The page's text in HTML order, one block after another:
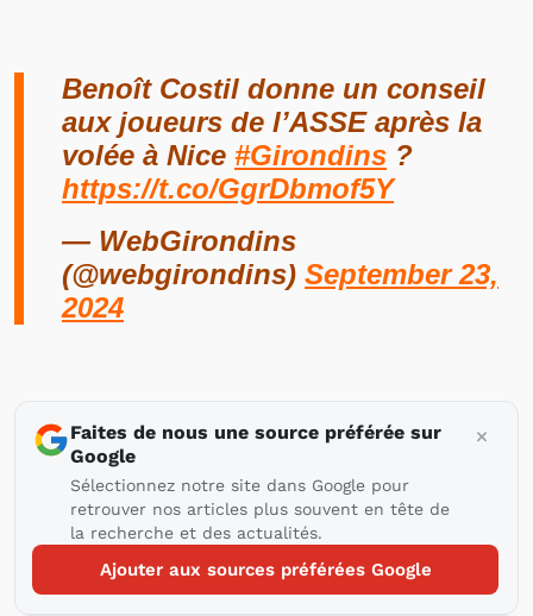
Benoît Costil donne un conseil
aux joueurs de l’ASSE après la
volée à Nice #Girondins ?
https://t.co/GgrDbmof5Y
— WebGirondins
(@webgirondins) September 23,
2024
Faites de nous une source préférée sur
Google
Sélectionnez notre site dans Google pour
retrouver nos articles plus souvent en tête de
la recherche et des actualités.
Ajouter aux sources préférées Google